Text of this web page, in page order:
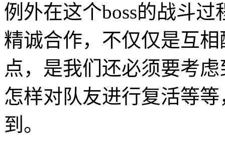
例外在这个boss的战斗
精诚合作，不仅仅是互
点，是我们还必须要考
怎样对队友进行复活等
到。